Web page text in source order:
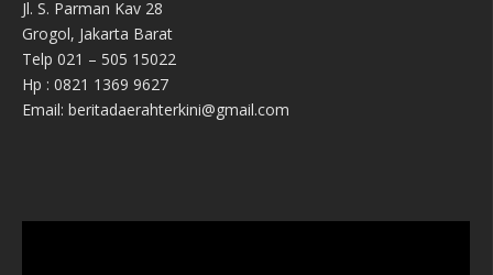
Jl. S. Parman Kav 28
Grogol, Jakarta Barat
Telp 021 – 505 15022
Hp : 0821 1369 9627
Email: beritadaerahterkini@gmail.com